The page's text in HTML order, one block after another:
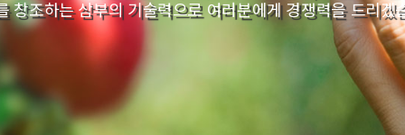
창조하는 삼부의 기술력으로 여러분에게 경쟁력을 드리겠